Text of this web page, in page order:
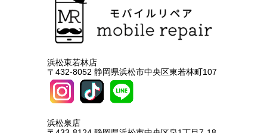
浜松東若林店
〒432-8052 静岡県浜松市中央区東若林町107
浜松泉店